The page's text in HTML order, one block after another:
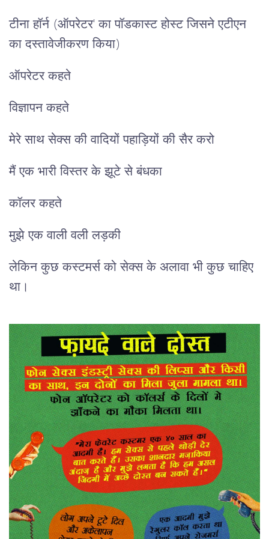
टीना हॉर्न (ऑपरेटर' का पॉडकास्ट होस्ट जिसने एटीएन
का दस्तावेजीकरण किया)
ऑपरेटर कहते
विज्ञापन कहते
मेरे साथ सेक्स की वादियों पहाड़ियों की सैर करो
मैं एक भारी विस्तर के झूटे से बंधका
कॉलर कहते
मुझे एक वाली वली लड़की
लेकिन कुछ कस्टमर्स को सेक्स के अलावा भी कुछ चाहिए
था।